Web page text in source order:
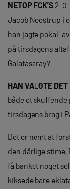
NETOP FCK’S2-0-
Jacob Neestrup i
han jagte pokal-
på tirsdagens
Galatasaray?
HAN VALGTE DET
både et
tirsdagens brag i
Det er nemt at
den dårlige stime,
få banket noget
kiksede bare